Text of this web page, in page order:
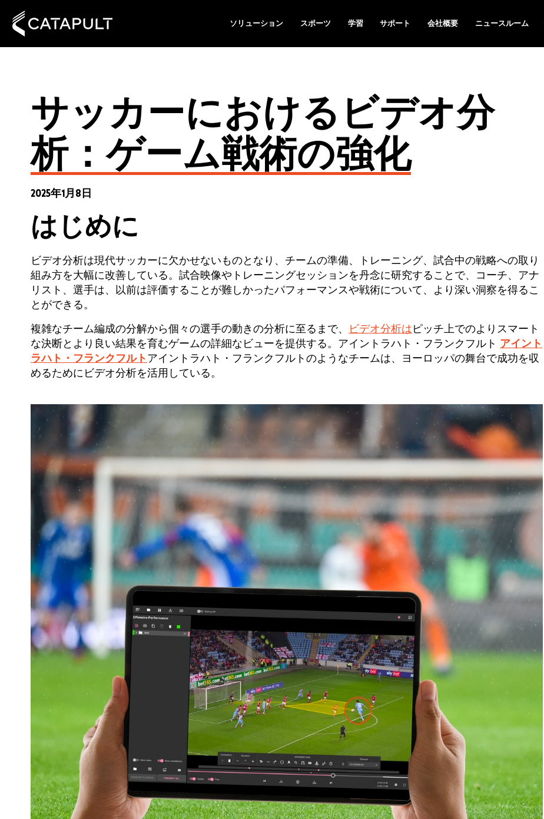
ソリューション スポーツ 学習 サポート 会社概要 ニュースルーム
サッカーにおけるビデオ分
析：ゲーム戦術の強化
2025年1月8日
はじめに
ビデオ分析は現代サッカーに欠かせないものとなり、チームの準備、トレーニング、試合中の戦略への取り
組み方を大幅に改善している。試合映像やトレーニングセッションを丹念に研究することで、コーチ、アナ
リスト、選手は、以前は評価することが難しかったパフォーマンスや戦術について、より深い洞察を得るこ
とができる。
複雑なチーム編成の分解から個々の選手の動きの分析に至るまで、 ビデオ分析は ピッチ上でのよりスマート
な決断とより良い結果を育むゲームの詳細なビューを提供する。アイントラハト・フランクフルト アイント
ラハト・フランクフルト アイントラハト・フランクフルトのようなチームは、ヨーロッパの舞台で成功を収
めるためにビデオ分析を活用している。